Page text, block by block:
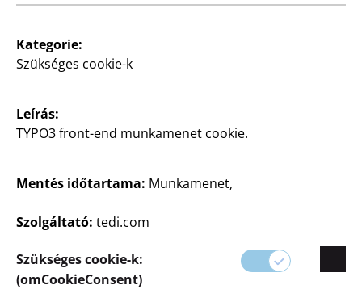
Kategorie:
Szükséges cookie-k
Leírás:
TYPO3 front-end munkamenet cookie.
Mentés időtartama: Munkamenet,
Szolgáltató: tedi.com
Szükséges cookie-k:
(omCookieConsent)